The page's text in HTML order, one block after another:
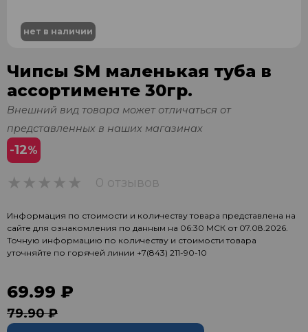
нет в наличии
Чипсы SM маленькая туба в
ассортименте 30гр.
Внешний вид товара может отличаться от
представленных в наших магазинах
-12%
0 отзывов
Информация по стоимости и количеству товара представлена на
сайте для ознакомления по данным на 06:30 МСК от 07.08.2026.
Точную информацию по количеству и стоимости товара
уточняйте по горячей линии +7(843) 211-90-10
69.99 ₽
79.90 ₽